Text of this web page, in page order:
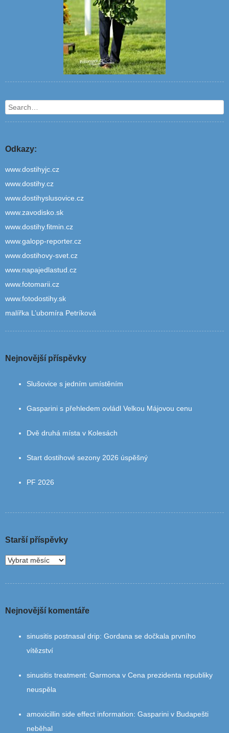
Search
Odkazy:
www.dostihyjc.cz
www.dostihy.cz
www.dostihyslusovice.cz
www.zavodisko.sk
www.dostihy.fitmin.cz
www.galopp-reporter.cz
www.dostihovy-svet.cz
www.napajedlastud.cz
www.fotomarii.cz
www.fotodostihy.sk
malířka L’ubomíra Petríková
Nejnovější příspěvky
Slušovice s jedním umístěním
Gasparini s přehledem ovládl Velkou Májovou cenu
Dvě druhá místa v Kolesách
Start dostihové sezony 2026 úspěšný
PF 2026
Starší příspěvky
Nejnovější komentáře
sinusitis postnasal drip: Gordana se dočkala prvního
vítězství
sinusitis treatment: Garmona v Cena prezidenta republiky
neuspěla
amoxicillin side effect information: Gasparini v Budapešti
neběhal